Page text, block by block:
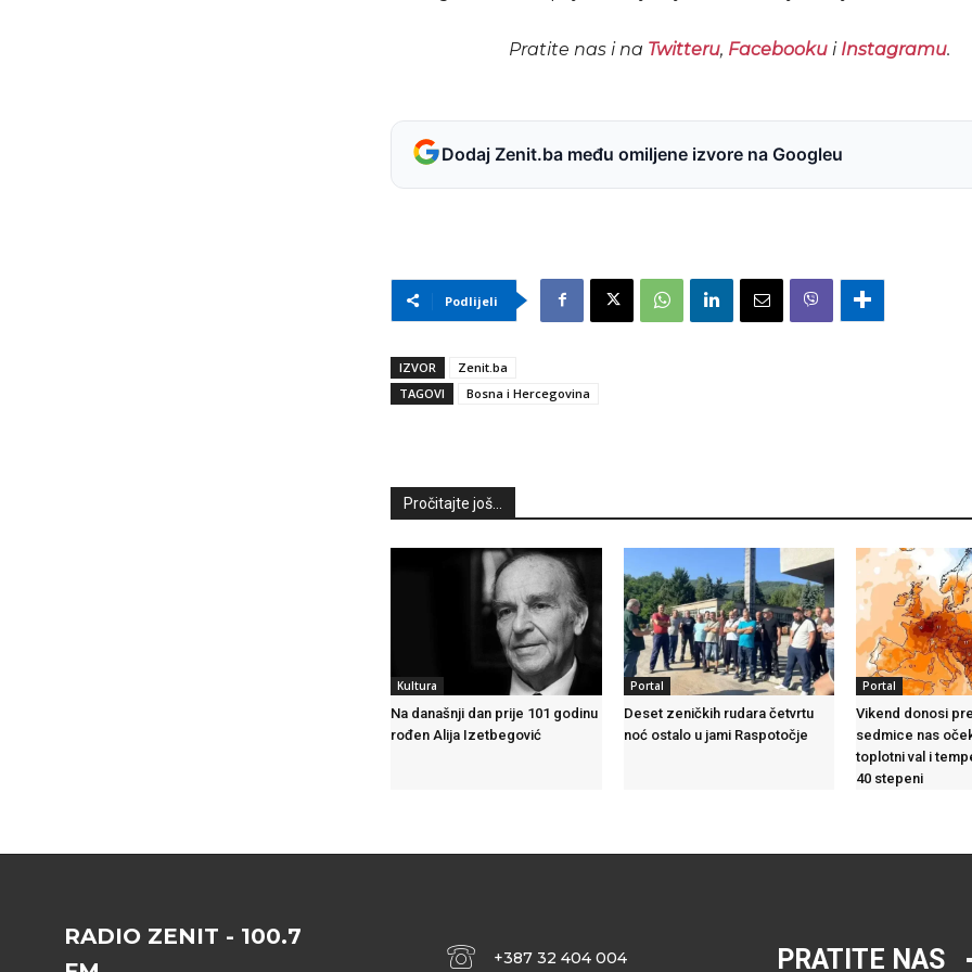
Pratite nas i na Twitteru, Facebookui Instagramu.
Dodaj Zenit.ba među omiljene izvore na Googleu
Podlijeli
IZVOR
Zenit.ba
TAGOVI
Bosna i Hercegovina
Pročitajte još...
Kultura
Na današnji dan prije 101 godinu
rođen Alija Izetbegović
Portal
Deset zeničkih rudara četvrtu
noć ostalo u jami Raspotočje
Portal
Vikend donosi
sedmice nas
toplotni val i
40 stepeni
RADIO ZENIT - 100.7
+387 32 404 004 PRATITE NAS